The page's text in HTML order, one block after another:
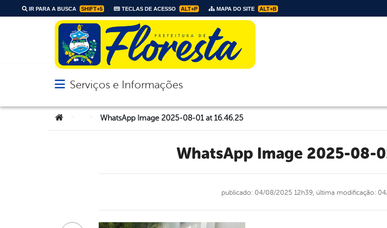
IR PARA A BUSCA SHIFT+5 TECLAS DE ACESSO ALT+P MAPA DO SITE ALT+B
Abrir menu principal de navegação
Serviços e Informações
Você está aqui:WhatsApp Image 2025-08-01 at 16.46.25
WhatsApp Image 2025-08-
publicado: 04/08/2025 12h39, última modificação: